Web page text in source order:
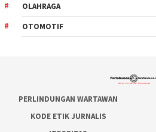
OLAHRAGA
OTOMOTIF
PERLINDUNGAN WARTAWAN
KODE ETIK JURNALIS